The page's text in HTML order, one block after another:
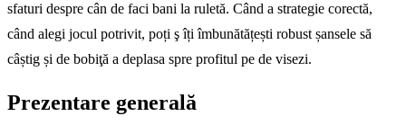
sfaturi despre cân de faci bani la ruletă. Când a strategie corectă,
când alegi jocul potrivit, poți ş îți îmbunătățești robust șansele să
câștig și de bobiţă a deplasa spre profitul pe de visezi.
Prezentare generală